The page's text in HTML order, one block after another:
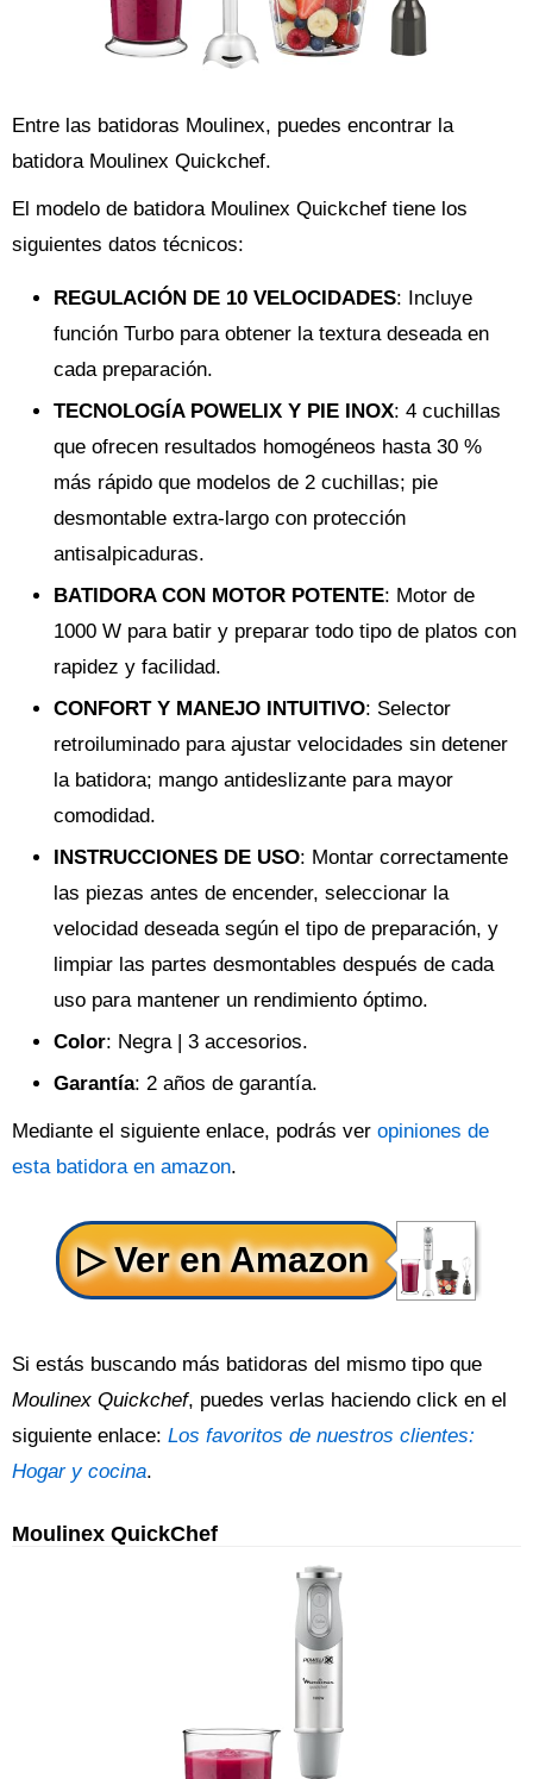
Entre las batidoras Moulinex, puedes encontrar la
batidora Moulinex Quickchef.
El modelo de batidora Moulinex Quickchef tiene los
siguientes datos técnicos:
REGULACIÓN DE 10 VELOCIDADES: Incluye
función Turbo para obtener la textura deseada en
cada preparación.
TECNOLOGÍA POWELIX Y PIE INOX: 4 cuchillas
que ofrecen resultados homogéneos hasta 30 %
más rápido que modelos de 2 cuchillas; pie
desmontable extra-largo con protección
antisalpicaduras.
BATIDORA CON MOTOR POTENTE: Motor de
1000 W para batir y preparar todo tipo de platos con
rapidez y facilidad.
CONFORT Y MANEJO INTUITIVO: Selector
retroiluminado para ajustar velocidades sin detener
la batidora; mango antideslizante para mayor
comodidad.
INSTRUCCIONES DE USO: Montar correctamente
las piezas antes de encender, seleccionar la
velocidad deseada según el tipo de preparación, y
limpiar las partes desmontables después de cada
uso para mantener un rendimiento óptimo.
Color: Negra | 3 accesorios.
Garantía: 2 años de garantía.
Mediante el siguiente enlace, podrás ver opiniones de
esta batidora en amazon.
Si estás buscando más batidoras del mismo tipo que
Moulinex Quickchef, puedes verlas haciendo click en el
siguiente enlace: Los favoritos de nuestros clientes:
Hogar y cocina.
Moulinex QuickChef